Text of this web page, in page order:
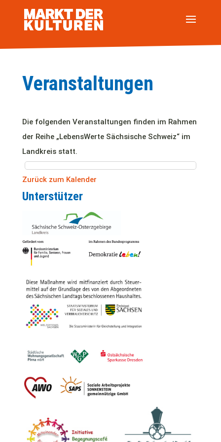
Veranstaltungen
Die folgenden Veranstaltungen finden im Rahmen
der Reihe „LebensWerte Sächsische Schweiz“ im
Landkreis statt.
Zurück zum Kalender
Unterstützer